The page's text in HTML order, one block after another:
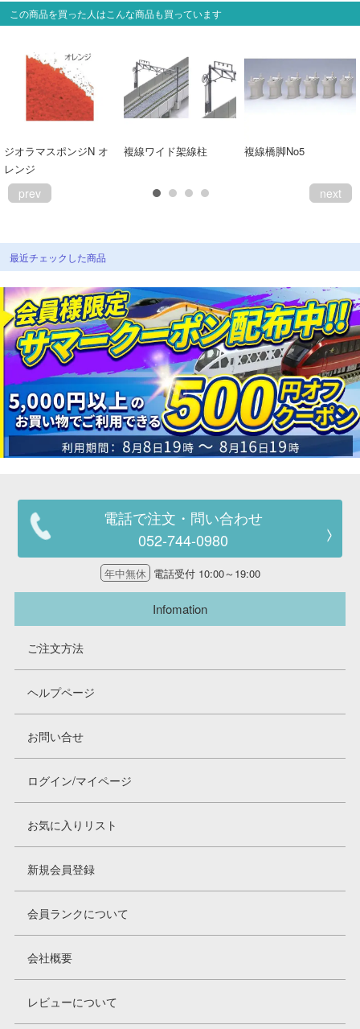
会社概要
レビューについて
© 2026 Mid Japan, Inc.
この商品を買った人はこんな商品も買っています
ジオラマスポンジN オ
レンジ
複線ワイド架線柱 複線橋脚No5
prev next
最近チェックした商品
電話で注文・問い合わせ
052-744-0980
年中無休 電話受付 10:00～19:00
Infomation
ご注文方法
ヘルプページ
お問い合せ
ログイン/マイページ
お気に入りリスト
新規会員登録
会員ランクについて
会社概要
レビューについて